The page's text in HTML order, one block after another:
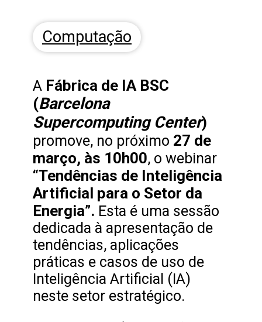
Computação
A Fábrica de IA BSC
(Barcelona
Supercomputing Center)
promove, no próximo 27 de
março, às 10h00, o webinar
“Tendências de Inteligência
Artificial para o Setor da
Energia”. Esta é uma sessão
dedicada à apresentação de
tendências, aplicações
práticas e casos de uso de
Inteligência Artificial (IA)
neste setor estratégico.